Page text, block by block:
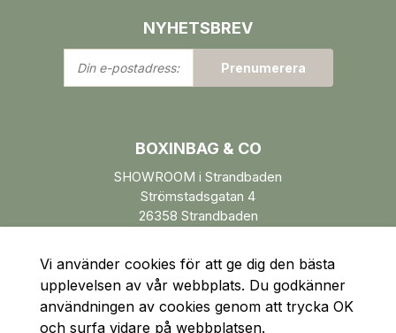
NYHETSBREV
Din
e-
Prenumerera
BOXINBAG & CO
SHOWROOM i Strandbaden
Strömstadsgatan 4
26358 Strandbaden
Vi använder cookies för att ge dig den bästa
upplevelsen av vår webbplats. Du godkänner
användningen av cookies genom att trycka OK
och surfa vidare på webbplatsen.